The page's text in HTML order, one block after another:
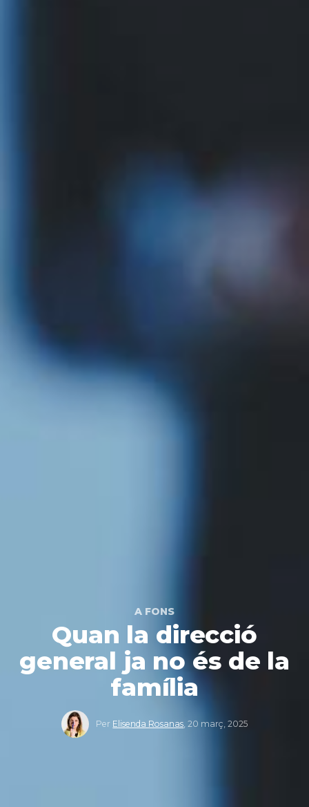
A FONS
Quan la direcció
general ja no és de la
família
Per Elisenda Rosanas ,20 març, 2025